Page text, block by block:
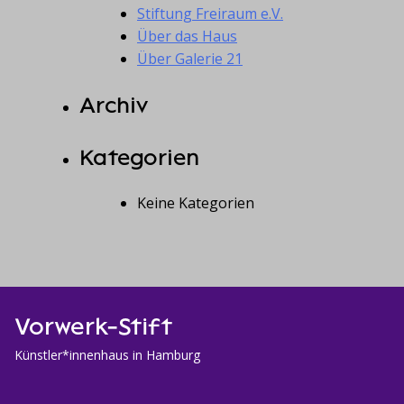
Stiftung Freiraum e.V.
Über das Haus
Über Galerie 21
Archiv
Kategorien
Keine Kategorien
Vorwerk-Stift
Künstler*innenhaus in Hamburg